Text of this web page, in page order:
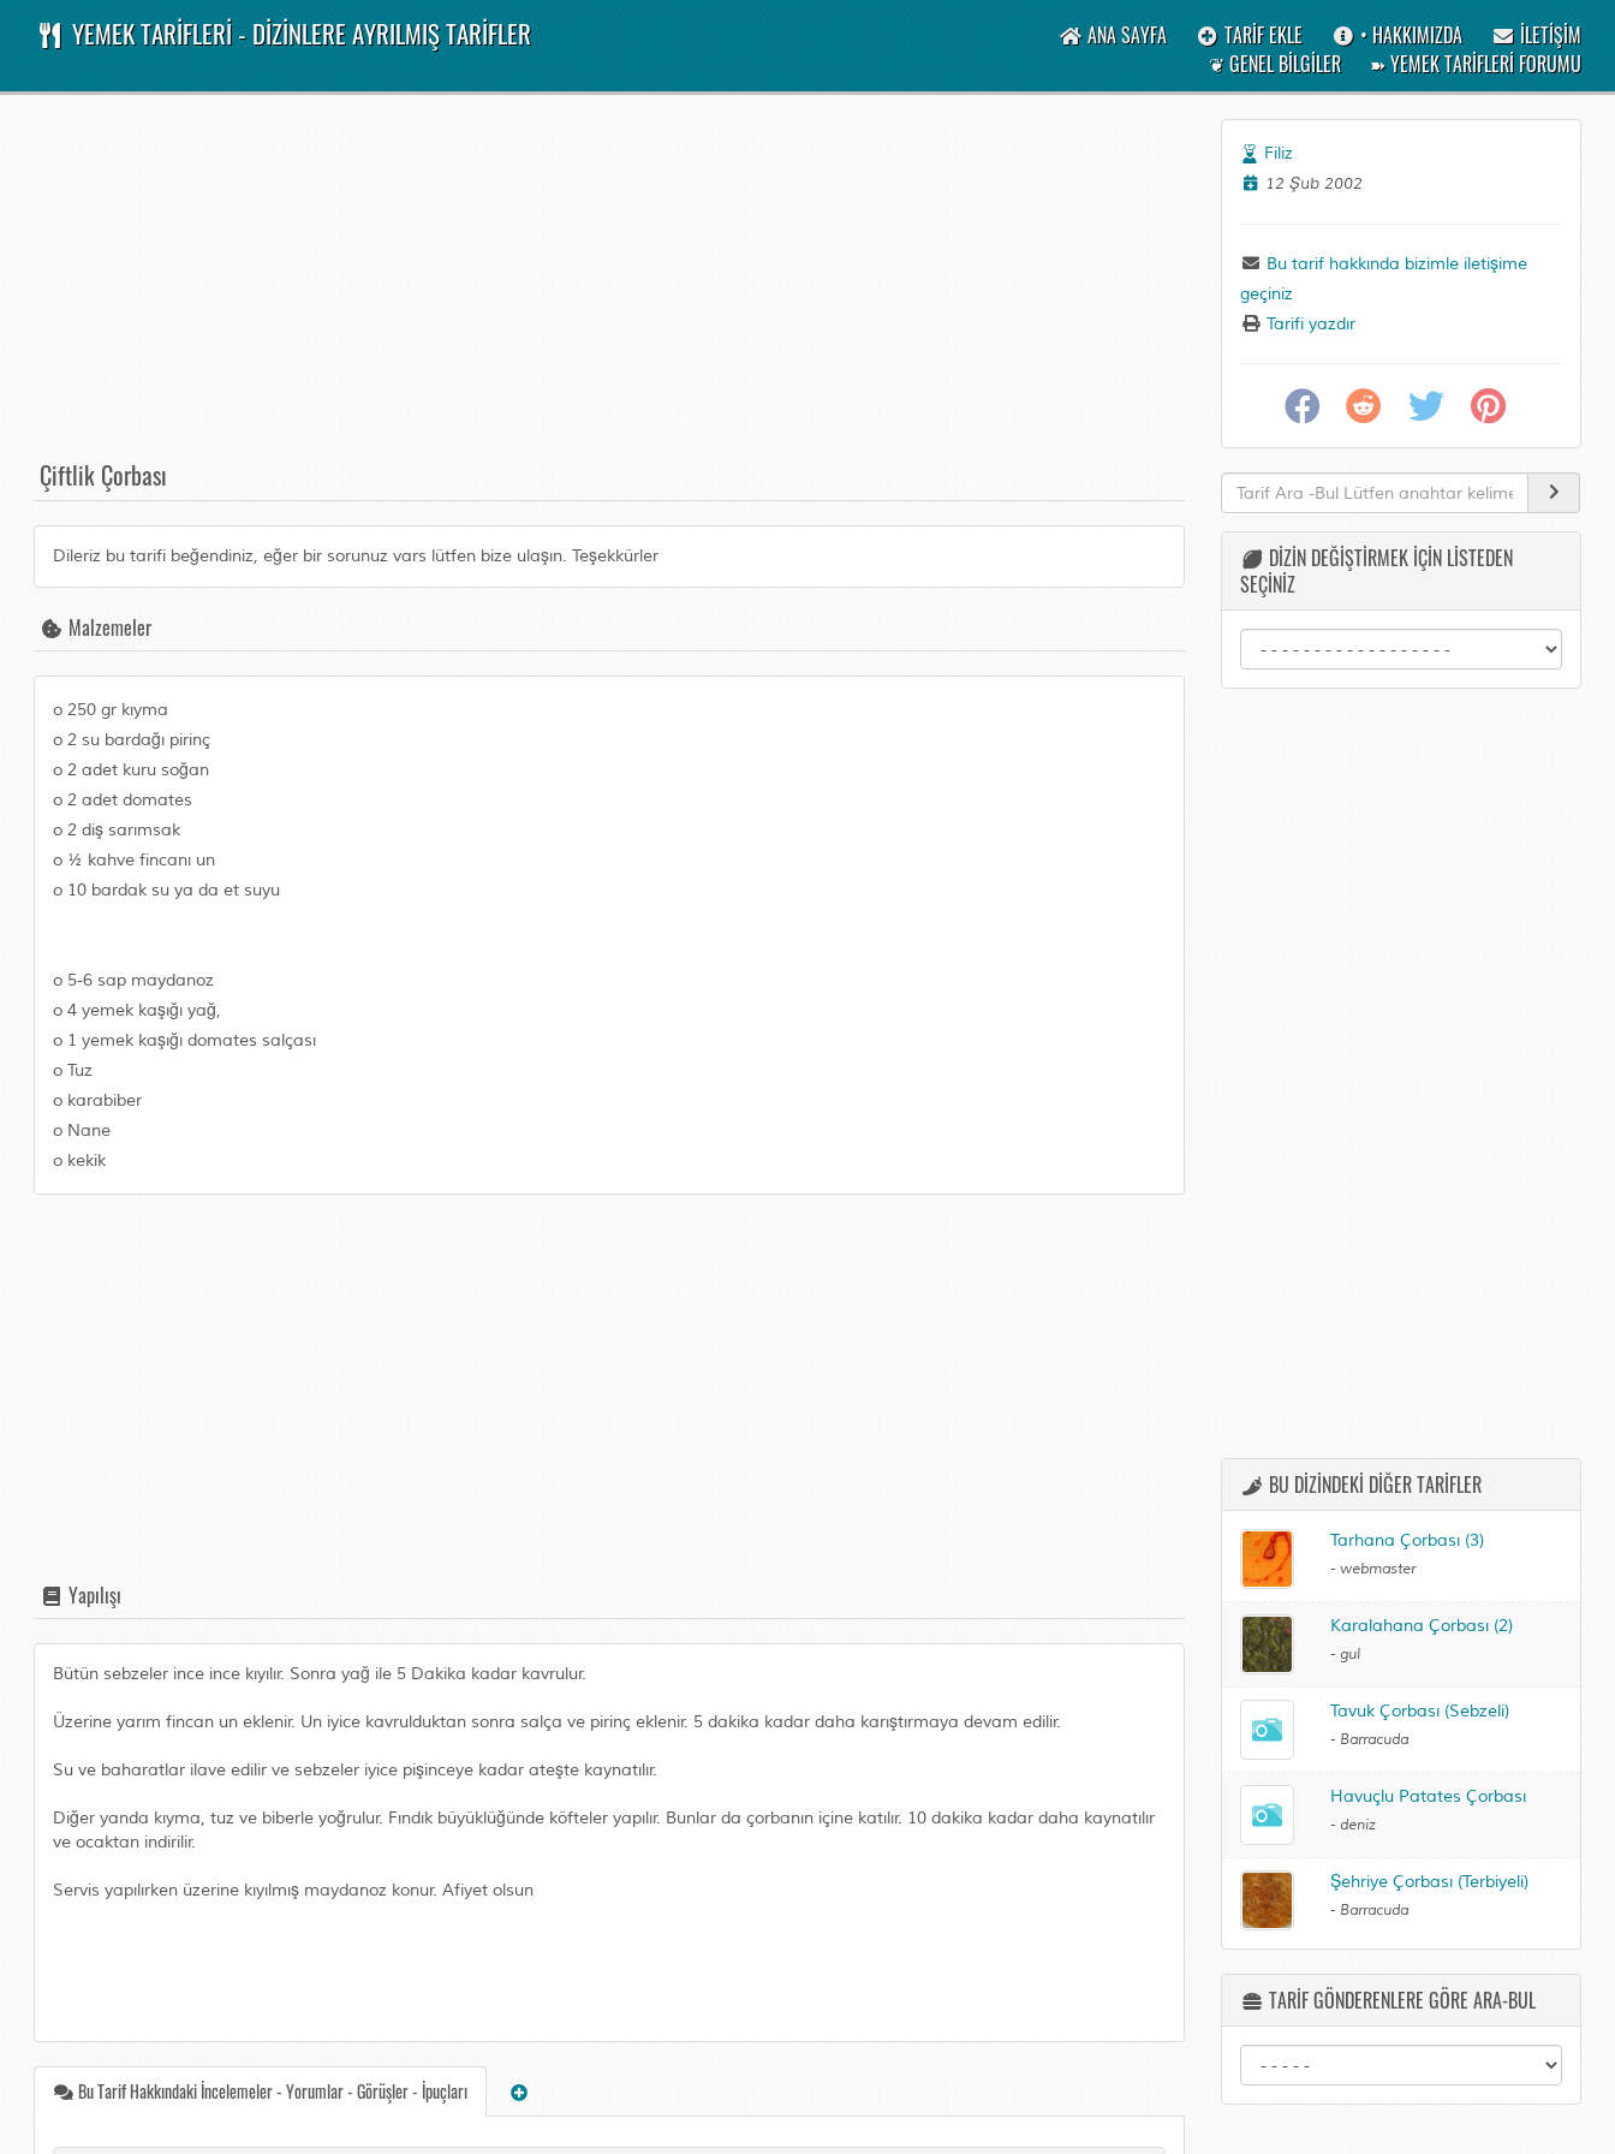
YEMEK TARİFLERİ - DİZİNLERE AYRILMIŞ TARİFLER ANA SAYFA TARİF EKLE • HAKKIMIZDA
İLETİŞİM
❦ GENEL BİLGİLER
➽ YEMEK TARİFLERİ FORUMU
Çiftlik Çorbası
Dileriz bu tarifi beğendiniz, eğer bir sorunuz vars lütfen bize ulaşın. Teşekkürler
Malzemeler
o 250 gr kıyma
o 2 su bardağı pirinç
o 2 adet kuru soğan
o 2 adet domates
o 2 diş sarımsak
o ½ kahve fincanı un
o 10 bardak su ya da et suyu
o 5-6 sap maydanoz
o 4 yemek kaşığı yağ,
o 1 yemek kaşığı domates salçası
o Tuz
o karabiber
o Nane
o kekik
Yapılışı
Bütün sebzeler ince ince kıyılır. Sonra yağ ile 5 Dakika kadar kavrulur.
Üzerine yarım fincan un eklenir. Un iyice kavrulduktan sonra salça ve pirinç eklenir. 5 dakika kadar daha karıştırmaya devam edilir.
Su ve baharatlar ilave edilir ve sebzeler iyice pişinceye kadar ateşte kaynatılır.
Diğer yanda kıyma, tuz ve biberle yoğrulur. Fındık büyüklüğünde köfteler yapılır. Bunlar da çorbanın içine katılır. 10 dakika kadar daha kaynatılır
ve ocaktan indirilir.
Servis yapılırken üzerine kıyılmış maydanoz konur. Afiyet olsun
Bu Tarif Hakkındaki İncelemeler - Yorumlar - Görüşler - İpuçları
Filiz
12 Şub 2002
Bu tarif hakkında bizimle iletişime
geçiniz
Tarifi yazdır
DİZİN DEĞİŞTİRMEK İÇİN LİSTEDEN
SEÇİNİZ
BU DİZİNDEKİ DİĞER TARİFLER
Tarhana Çorbası (3)
- webmaster
Karalahana Çorbası (2)
- gul
Tavuk Çorbası (Sebzeli)
- Barracuda
Havuçlu Patates Çorbası
- deniz
Şehriye Çorbası (Terbiyeli)
- Barracuda
TARİF GÖNDERENLERE GÖRE ARA-BUL